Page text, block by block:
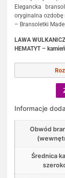
Elegancka
oryginalna ozdobę
– Bransoletki
LAWA
HEMATYT –
Informacje
Obwód
Średnica